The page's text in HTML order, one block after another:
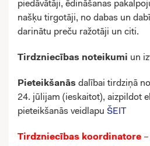
piedāvātāji, ēdināšanas
našķu tirgotāji, no dabas un
darinātu preču ražotāji un citi.
Tirdzniecības noteikumi un
Pieteikšanās dalībai tirdziņā
24. jūlijam (ieskaitot), aizpildot
pieteikšanās veidlapu ŠEIT
Tirdzniecības koordinatore